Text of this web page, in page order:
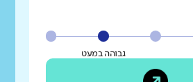
גבוהה במעט